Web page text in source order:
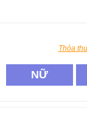
Thỏa
NỮ